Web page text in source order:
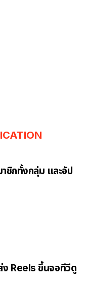
ชิกทั้งกลุ่ม และอัป
Reels ขึ้นจอทีวีดู